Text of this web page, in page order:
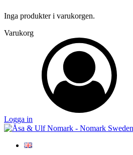
Inga produkter i varukorgen.
Varukorg
Logga in